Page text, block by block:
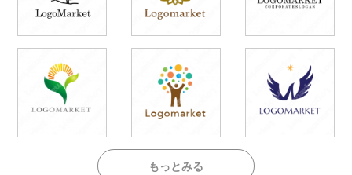
もっとみる